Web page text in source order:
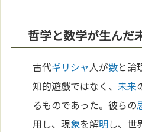
哲学と数学が生んだ
古代ギリシャ人が数と論
知的遊戯ではなく、未来
るものであった。彼らの
用し、現象を解明し、世